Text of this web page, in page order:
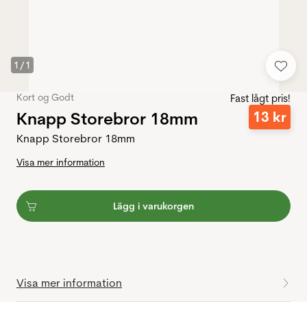
1 /1
Kort og Godt
Knapp Storebror 18mm
Fast lågt pris!
13 kr
Knapp Storebror 18mm
Visa mer information
Lägg i varukorgen
Visa mer information